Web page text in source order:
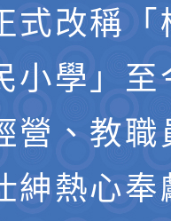
式改稱「
小學」
營、教職
紳熱心奉